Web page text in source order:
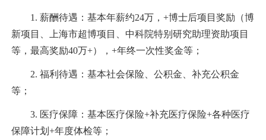
1. 薪酬待遇：基本年薪约24万，+博士后项目奖励（博
新项目、上海市超博项目、中科院特别研究助理资助项目
等，最高奖励40万+），+年终一次性奖金等；
2. 福利待遇：基本社会保险、公积金、补充公积金
等；
3. 医疗保障：基本医疗保险+补充医疗保险+各种医疗
保障计划+年度体检等；